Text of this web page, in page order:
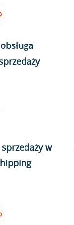
w